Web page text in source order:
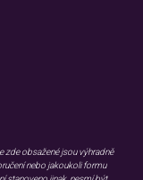
zde obsažené jsou výhradně
nebo jakoukoli formu